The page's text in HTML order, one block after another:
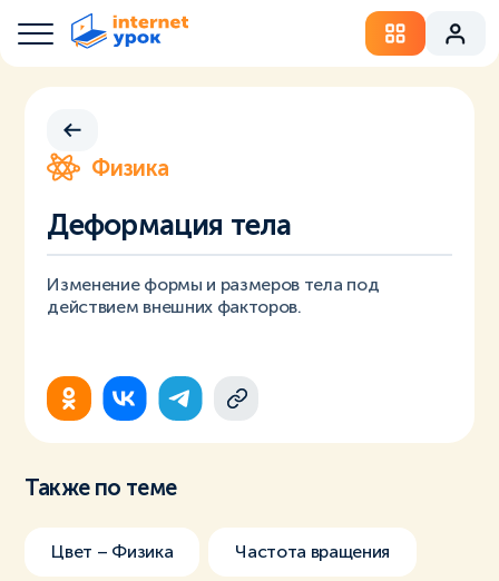
Физика
Деформация тела
Изменение формы и размеров тела под
действием внешних факторов.
Также по теме
Цвет – Физика Частота вращения